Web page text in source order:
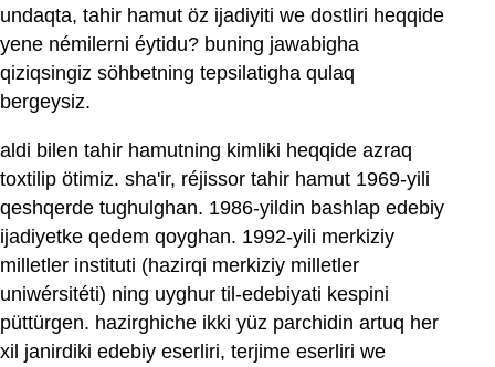
undaqta, tahir hamut öz ijadiyiti we dostliri heqqide
yene némilerni éytidu? buning jawabigha
qiziqsingiz söhbetning tepsilatigha qulaq
bergeysiz.
aldi bilen tahir hamutning kimliki heqqide azraq
toxtilip ötimiz. sha'ir, réjissor tahir hamut 1969-yili
qeshqerde tughulghan. 1986-yildin bashlap edebiy
ijadiyetke qedem qoyghan. 1992-yili merkiziy
milletler instituti (hazirqi merkiziy milletler
uniwérsitéti) ning uyghur til-edebiyati kespini
püttürgen. hazirghiche ikki yüz parchidin artuq her
xil janirdiki edebiy eserliri, terjime eserliri we